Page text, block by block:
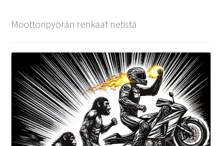
Moottoripyörän renkaat netistä